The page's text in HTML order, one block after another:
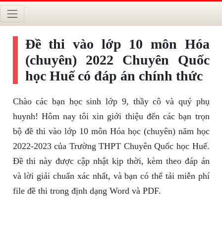
Đề thi vào lớp 10 môn Hóa
(chuyên) 2022 Chuyên Quốc
học Huế có đáp án chính thức
Chào các bạn học sinh lớp 9, thầy cô và quý phụ
huynh! Hôm nay tôi xin giới thiệu đến các bạn trọn
bộ đề thi vào lớp 10 môn Hóa học (chuyên) năm học
2022-2023 của Trường THPT Chuyên Quốc học Huế.
Đề thi này được cập nhật kịp thời, kèm theo đáp án
và lời giải chuẩn xác nhất, và bạn có thể tải miễn phí
file đề thi trong định dạng Word và PDF.